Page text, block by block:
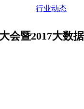
行业动态
会暨2017大数